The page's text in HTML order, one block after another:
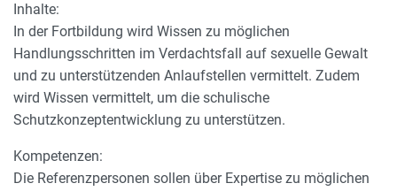
Inhalte:
In der Fortbildung wird Wissen zu möglichen
Handlungsschritten im Verdachtsfall auf sexuelle Gewalt
und zu unterstützenden Anlaufstellen vermittelt. Zudem
wird Wissen vermittelt, um die schulische
Schutzkonzeptentwicklung zu unterstützen.
Kompetenzen:
Die Referenzpersonen sollen über Expertise zu möglichen